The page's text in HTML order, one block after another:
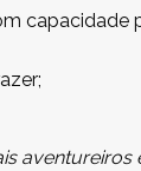
capacidade
aventureiros